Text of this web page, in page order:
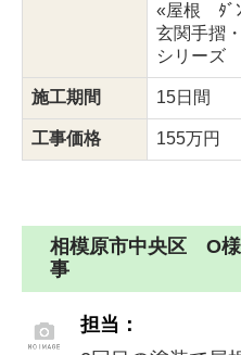
«屋根 ﾀﾞ
玄関手摺
シリーズ
施工期間 15日間
工事価格 155万円
相模原市中央区 O
事
担当：